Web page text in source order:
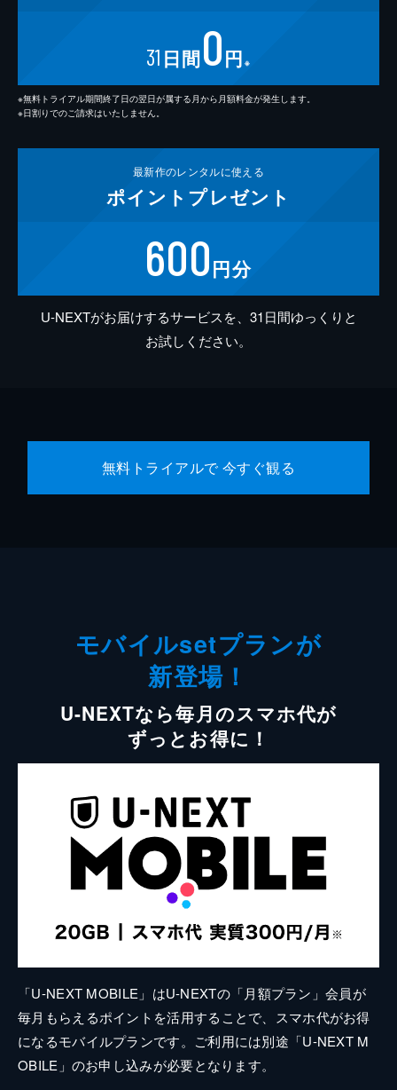
31 日間0円 ※
※無料トライアル期間終了日の翌日が属する月から月額料金が発生します。
※日割りでのご請求はいたしません。
最新作のレンタルに使える
ポイント プレゼント
600円分
U-NEXTがお届けするサービスを、31日間ゆっくりと
お試しください。
無料トライアルで 今すぐ観る
モバイルsetプランが
新登場！
U-NEXTなら毎月のスマホ代が
ずっとお得に！
「U-NEXT MOBILE」はU-NEXTの「月額プラン」会員が
毎月もらえるポイントを活用することで、スマホ代がお得
になるモバイルプランです。ご利用には別途「U-NEXT M
OBILE」のお申し込みが必要となります。